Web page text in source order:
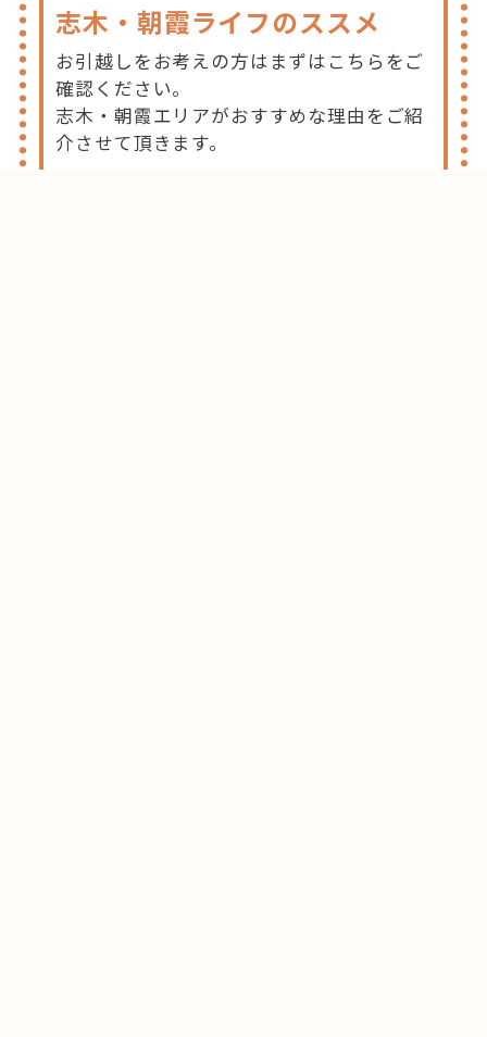
志木・朝霞ライフのススメ
お引越しをお考えの方はまずはこちらをご
確認ください。
志木・朝霞エリアがおすすめな理由をご紹
介させて頂きます。